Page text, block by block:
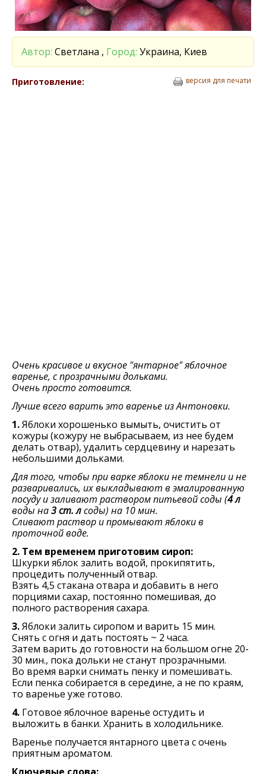
Автор: Светлана , Город: Украина, Киев
Приготовление: версия для печати
Очень красивое и вкусное "янтарное" яблочное
варенье, с прозрачными дольками.
Очень просто готовится.
Лучше всего варить это варенье из Антоновки.
1.Яблоки хорошенько вымыть, очистить от
кожуры (кожуру не выбрасываем, из нее будем
делать отвар), удалить сердцевину и нарезать
небольшими дольками.
Для того, чтобы при варке яблоки не темнели и не
разваривались, их выкладывают в эмалированную
посуду и заливают раствором питьевой соды (4 л
воды на3 ст. лсоды) на 10 мин.
Сливают раствор и промывают яблоки в
проточной воде.
2. Тем временем приготовим сироп:
Шкурки яблок залить водой, прокипятить,
процедить полученный отвар.
Взять 4,5 стакана отвара и добавить в него
порциями сахар, постоянно помешивая, до
полного растворения сахара.
3.Яблоки залить сиропом и варить 15 мин.
Снять с огня и дать постоять ~ 2 часа.
Затем варить до готовности на большом огне 20-
30 мин., пока дольки не станут прозрачными.
Во время варки снимать пенку и помешивать.
Если пенка собирается в середине, а не по краям,
то варенье уже готово.
4. Готовое яблочное варенье остудить и
выложить в банки. Хранить в холодильнике.
Варенье получается янтарного цвета с очень
приятным ароматом.
Ключевые слова: